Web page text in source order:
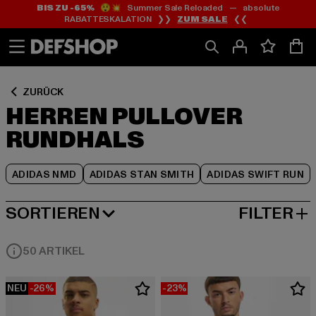
Zum
Inhalt
springen
Zum
Fußzeile
springen
BIS ZU -65%😲💥 Summer Sale Reloaded — absolute
RABATTESKALATION ❯❯ ZUM SALE ❮❮
ZURÜCK
HERREN PULLOVER
RUNDHALS
ADIDAS NMD ADIDAS STAN SMITH ADIDAS SWIFT RUN
Zum
Produktraster
springen
SORTIEREN
BELIEBTESTE FILTER
50 ARTIKEL
NEU -26% -23%